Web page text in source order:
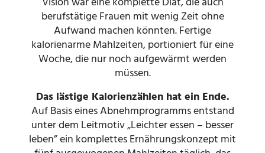
berufstätige Frauen mit wenig Zeit ohne
Aufwand machen könnten. Fertige
kalorienarme Mahlzeiten, portioniert für eine
Woche, die nur noch aufgewärmt werden
müssen.
Das lästige Kalorienzählen hat ein Ende.
Auf Basis eines Abnehmprogramms entstand
unter dem Leitmotiv „Leichter essen – besser
leben” ein komplettes Ernährungskonzept mit